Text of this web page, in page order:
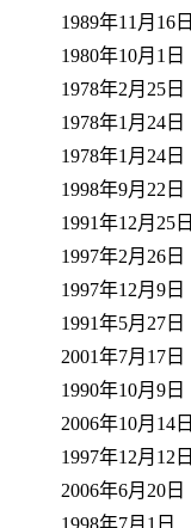
1989年11月16日
1980年10月1日
1978年2月25日
1978年1月24日
1978年1月24日
1998年9月22日
1991年12月25日
1997年2月26日
1997年12月9日
1991年5月27日
2001年7月17日
1990年10月9日
2006年10月14日
1997年12月12日
2006年6月20日
1998年7月1日